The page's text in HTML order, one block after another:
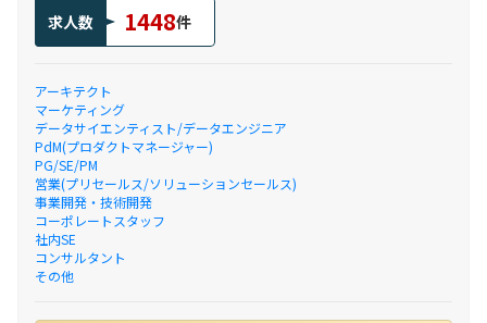
求人数 1448件
アーキテクト
マーケティング
データサイエンティスト/データエンジニア
PdM(プロダクトマネージャー)
PG/SE/PM
営業(プリセールス/ソリューションセールス)
事業開発・技術開発
コーポレートスタッフ
社内SE
コンサルタント
その他